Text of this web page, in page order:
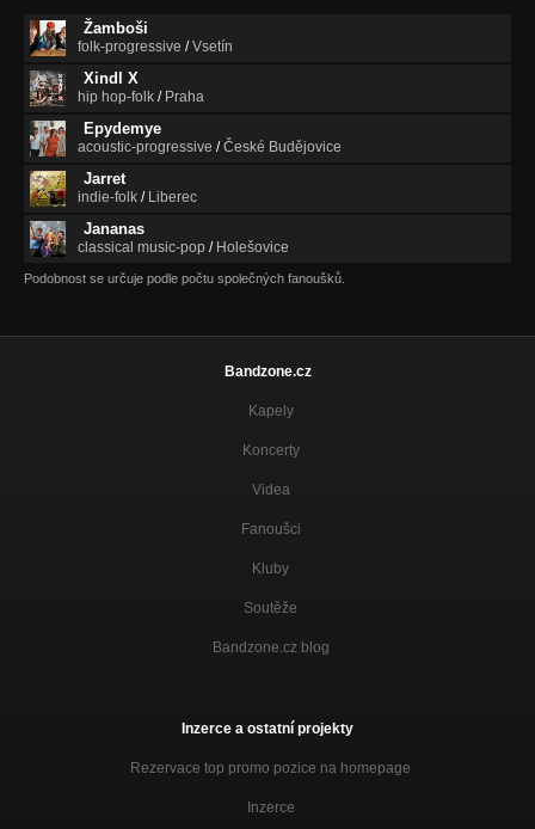
Žamboši
folk-progressive /Vsetín
Xindl X
hip hop-folk / Praha
Epydemye
acoustic-progressive /České Budějovice
Jarret
indie-folk / Liberec
Jananas
classical music-pop / Holešovice
Podobnost se určuje podle počtu společných fanoušků.
Bandzone.cz
Kapely
Koncerty
Videa
Fanoušci
Kluby
Soutěže
Bandzone.cz blog
Inzerce a ostatní projekty
Rezervace top promo pozice na homepage
Inzerce